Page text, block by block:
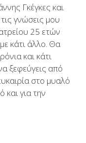
Γκέγκες και
γνώσεις μου
25 ετών
κάτι άλλο. Θα
και κάτι
ξεφεύγεις από
στο μυαλό
και για την